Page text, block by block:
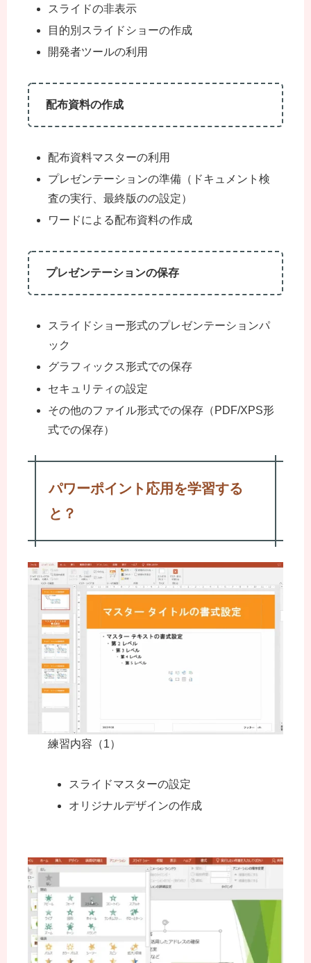
スライドの非表示
目的別スライドショーの作成
開発者ツールの利用
配布資料の作成
配布資料マスターの利用
プレゼンテーションの準備（ドキュメント検
査の実行、最終版のの設定）
ワードによる配布資料の作成
プレゼンテーションの保存
スライドショー形式のプレゼンテーションパ
ック
グラフィックス形式での保存
セキュリティの設定
その他のファイル形式での保存（PDF/XPS形
式での保存）
パワーポイント応用を学習する
と？
練習内容（1）
スライドマスターの設定
オリジナルデザインの作成